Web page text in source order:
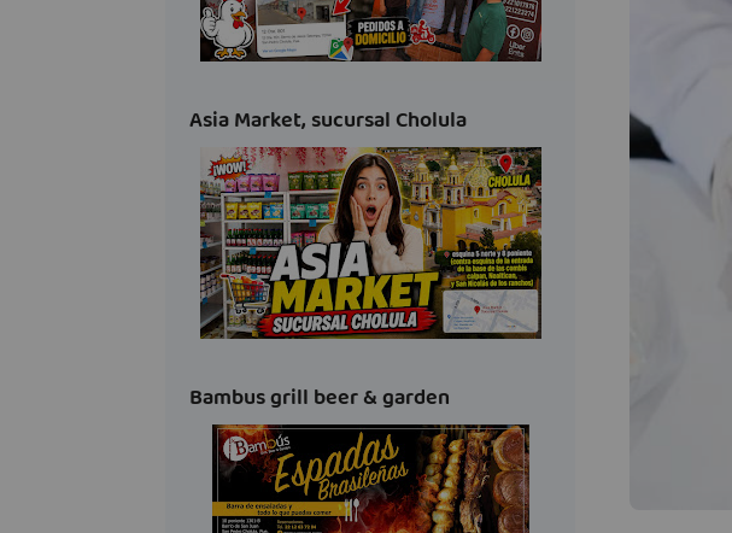
Asia Market, sucursal Cholula
Bambus grill beer & garden